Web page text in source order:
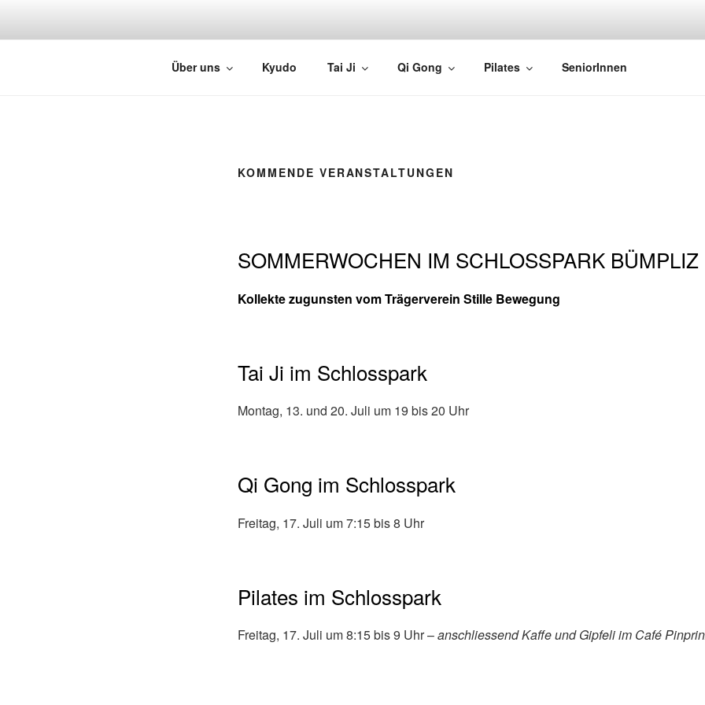
STILLE BEWEGUNG
Über uns Kyudo Tai Ji Qi Gong Pilates SeniorInnen
KOMMENDE VERANSTALTUNGEN
SOMMERWOCHEN IM SCHLOSSPARK BÜMPLIZ
Kollekte zugunsten vom Trägerverein Stille Bewegung
Tai Ji im Schlosspark
Montag, 13. und 20. Juli um 19 bis 20 Uhr
Qi Gong im Schlosspark
Freitag, 17. Juli um 7:15 bis 8 Uhr
Pilates im Schlosspark
Freitag, 17. Juli um 8:15 bis 9 Uhr –anschliessend Kaffe und Gipfeli im Café